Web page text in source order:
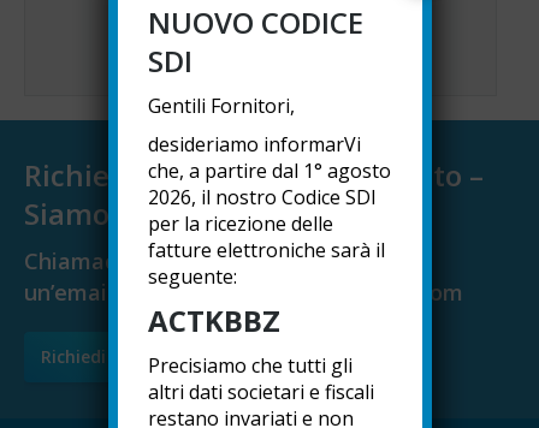
Richiedi un preventivo gratuito –
Siamo a tua disposizione
Chiamaci al
+39 080.5367090 o invia
un’email a
info@tecnicaindustriale.com
Richiedi preventivo
NUOVO CODICE
SDI
Gentili Fornitori,
desideriamo informarVi
che, a partire dal 1° agosto
2026, il nostro Codice SDI
per la ricezione delle
fatture elettroniche sarà il
seguente:
ACTKBBZ
Precisiamo che tutti gli
altri dati societari e fiscali
restano invariati e non